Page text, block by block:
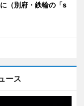
（別府・鉄輪の「s
ース